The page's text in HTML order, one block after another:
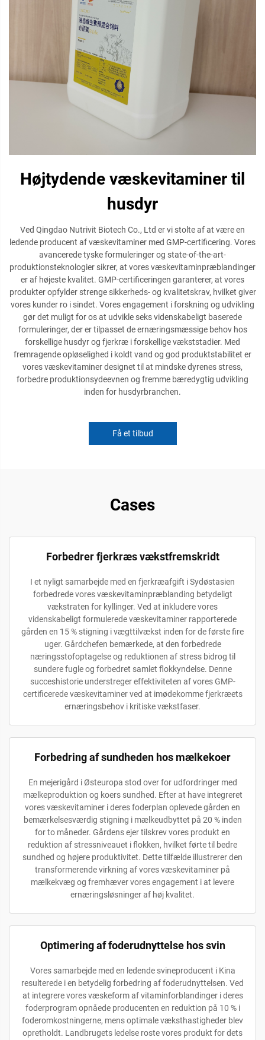
Højtydende væskevitaminer til
husdyr
Ved Qingdao Nutrivit Biotech Co., Ltd er vi stolte af at være en
ledende producent af væskevitaminer med GMP-certificering. Vores
avancerede tyske formuleringer og state-of-the-art-
produktionsteknologier sikrer, at vores væskevitaminpræblandinger
er af højeste kvalitet. GMP-certificeringen garanterer, at vores
produkter opfylder strenge sikkerheds- og kvalitetskrav, hvilket giver
vores kunder ro i sindet. Vores engagement i forskning og udvikling
gør det muligt for os at udvikle seks videnskabeligt baserede
formuleringer, der er tilpasset de ernæringsmæssige behov hos
forskellige husdyr og fjerkræ i forskellige vækststadier. Med
fremragende opløselighed i koldt vand og god produktstabilitet er
vores væskevitaminer designet til at mindske dyrenes stress,
forbedre produktionsydeevnen og fremme bæredygtig udvikling
inden for husdyrbranchen.
Få et tilbud
Cases
Forbedrer fjerkræs vækstfremskridt
I et nyligt samarbejde med en fjerkræafgift i Sydøstasien
forbedrede vores væskevitaminpræblanding betydeligt
vækstraten for kyllinger. Ved at inkludere vores
videnskabeligt formulerede væskevitaminer rapporterede
gården en 15 % stigning i vægttilvækst inden for de første fire
uger. Gårdchefen bemærkede, at den forbedrede
næringsstofoptagelse og reduktionen af stress bidrog til
sundere fugle og forbedret samlet flokkyndelse. Denne
succeshistorie understreger effektiviteten af vores GMP-
certificerede væskevitaminer ved at imødekomme fjerkræets
ernæringsbehov i kritiske vækstfaser.
Forbedring af sundheden hos mælkekoer
En mejerigård i Østeuropa stod over for udfordringer med
mælkeproduktion og koers sundhed. Efter at have integreret
vores væskevitaminer i deres foderplan oplevede gården en
bemærkelsesværdig stigning i mælkeudbyttet på 20 % inden
for to måneder. Gårdens ejer tilskrev vores produkt en
reduktion af stressniveauet i flokken, hvilket førte til bedre
sundhed og højere produktivitet. Dette tilfælde illustrerer den
transformerende virkning af vores væskevitaminer på
mælkekvæg og fremhæver vores engagement i at levere
ernæringsløsninger af høj kvalitet.
Optimering af foderudnyttelse hos svin
Vores samarbejde med en ledende svineproducent i Kina
resulterede i en betydelig forbedring af foderudnyttelsen. Ved
at integrere vores væskeform af vitaminforblandinger i deres
foderprogram opnåede producenten en reduktion på 10 % i
foderomkostningerne, mens optimale væksthastigheder blev
opretholdt. Landbrugets ledelse roste vores produkt for dets